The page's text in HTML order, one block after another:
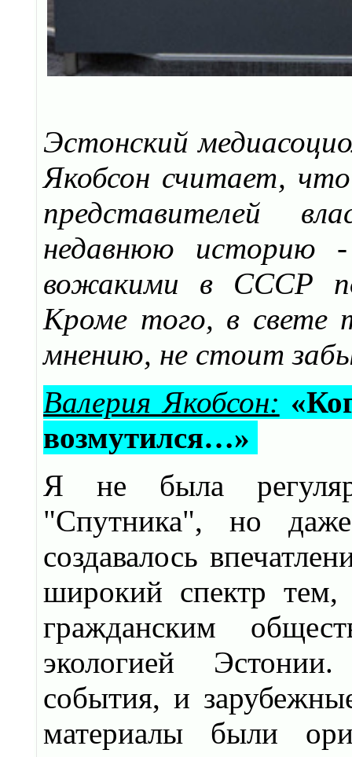
Эстонский
Якобсон считает,
представителей
недавнюю историю -
вожакими в СССР
Кроме того, в свете
мнению, не стоит
Валерия Якобсон:
возмутился…»
Я не была
"Спутника", но
создавалось
широкий спектр тем,
гражданским
экологией Эстонии.
события, и
материалы были